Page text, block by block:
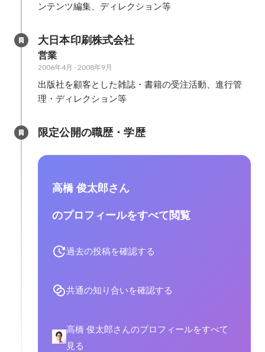
ンテンツ編集、ディレクション等
大日本印刷株式会社
営業
2006年4月 -2008年9月
出版社を顧客とした雑誌・書籍の受注活動、進行管
理・ディレクション等
限定公開の職歴・学歴
高橋 俊太郎さん
のプロフィールをすべて閲覧
過去の投稿を確認する
共通の知り合いを確認する
高橋 俊太郎さんのプロフィールをすべて
見る